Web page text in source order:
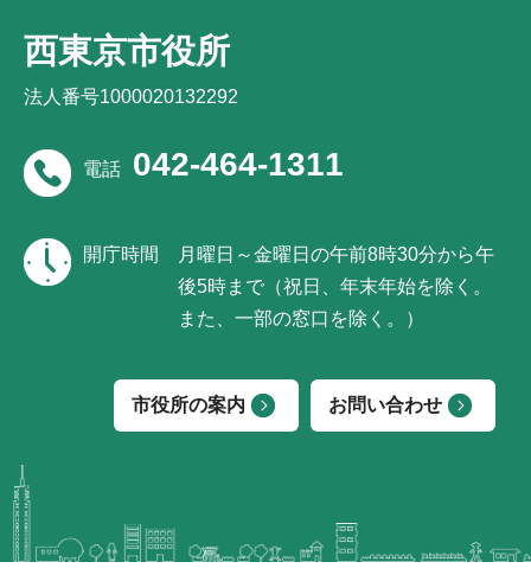
西東京市役所
法人番号1000020132292
電話 042-464-1311
開庁時間
月曜日～金曜日の午前8時30分から午
後5時まで（祝日、年末年始を除く。
また、一部の窓口を除く。）
市役所の案内 お問い合わせ